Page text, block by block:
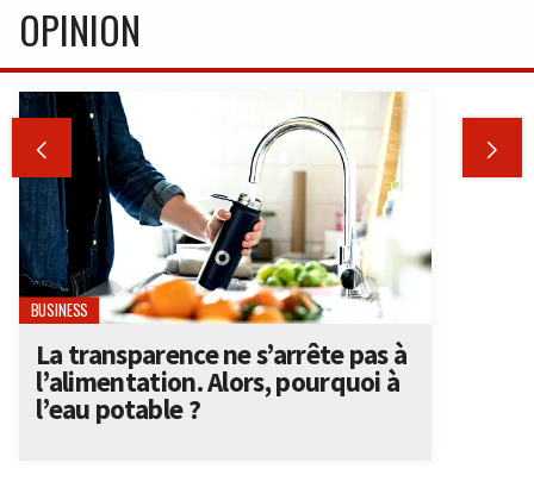
OPINION
 
BUSINESS
La transparence ne s’arrête pas à
l’alimentation. Alors, pourquoi à
l’eau potable ?